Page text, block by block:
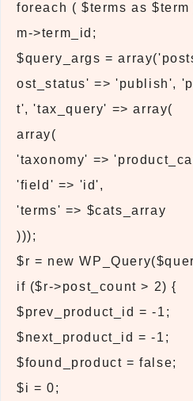
foreach ( $terms as
m->term_id;
$query_args =
ost_status' => 'publish',
t', 'tax_query' => array(
array(
'taxonomy' =>
'field' => 'id',
'terms' => $cats_array
)));
$r = new
if ($r->post_count > 2) {
$prev_product_id = -1;
$next_product_id = -1;
$found_product = false;
$i = 0;